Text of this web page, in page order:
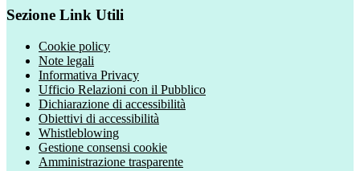
Sezione Link Utili
Cookie policy
Note legali
Informativa Privacy
Ufficio Relazioni con il Pubblico
Dichiarazione di accessibilità
Obiettivi di accessibilità
Whistleblowing
Gestione consensi cookie
Amministrazione trasparente